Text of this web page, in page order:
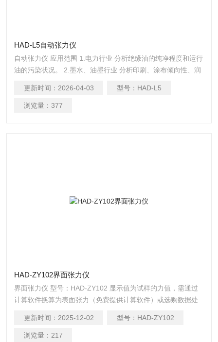
HAD-L5自动张力仪
自动张力仪 应用范围 1.电力行业 分析绝缘油的纯净程度和运行
油的污染状况。 2.墨水、油墨行业 分析印刷、涂布倾向性、润
更新时间： 2026-04-03 型号： HAD-L5
浏览量： 377
HAD-ZY102界面张力仪
界面张力仪 型号：HAD-ZY102 显示值为试样的力值，需通过
计算软件换算为表面张力（免费提供计算软件）或选购数据处
更新时间： 2025-12-02 型号： HAD-ZY102
浏览量： 217